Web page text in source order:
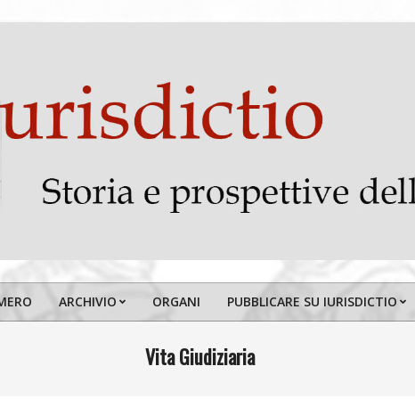
Primary
Menu
ARCHIVIO ORGANI PUBBLICARE SU IURISDICTIO
Vita Giudiziaria